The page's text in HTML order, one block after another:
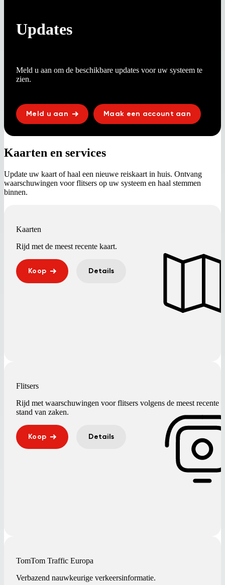
Updates
Meld u aan om de beschikbare updates voor uw systeem te
zien.
Meld u aan Maak een account aan
Kaarten en services
Update uw kaart of haal een nieuwe reiskaart in huis. Ontvang
waarschuwingen voor flitsers op uw systeem en haal stemmen
binnen.
Kaarten
Rijd met de meest recente kaart.
Koop Details
Flitsers
Rijd met waarschuwingen voor flitsers volgens de meest recente
stand van zaken.
Koop Details
TomTom Traffic Europa
Verbazend nauwkeurige verkeersinformatie.